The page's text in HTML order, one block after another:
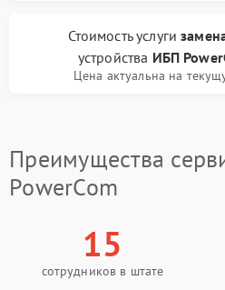
Стоимость услуги
устройства ИБП
Цена актуальна на
Преимущества
PowerCom
15
сотрудников в штате